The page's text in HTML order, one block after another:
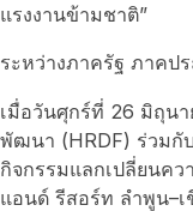
แรงงานข้ามชาติ”
ระหว่างภาครัฐ ภาคป
เมื่อวันศุกร์ที่ 26 มิถุน
พัฒนา (HRDF) ร่วมกั
กิจกรรมแลกเปลี่ยนค
แอนด์ รีสอร์ท ลำพูน–